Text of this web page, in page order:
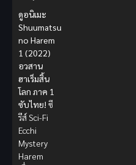
ดูอนิเมะ
Shuumatsu
no Harem
1 (2022)
อวสาน
ฮาเร็มสิ้น
โลก ภาค 1
ซับไทย! ซี
รีส์ Sci-Fi
Ecchi
Mystery
Harem